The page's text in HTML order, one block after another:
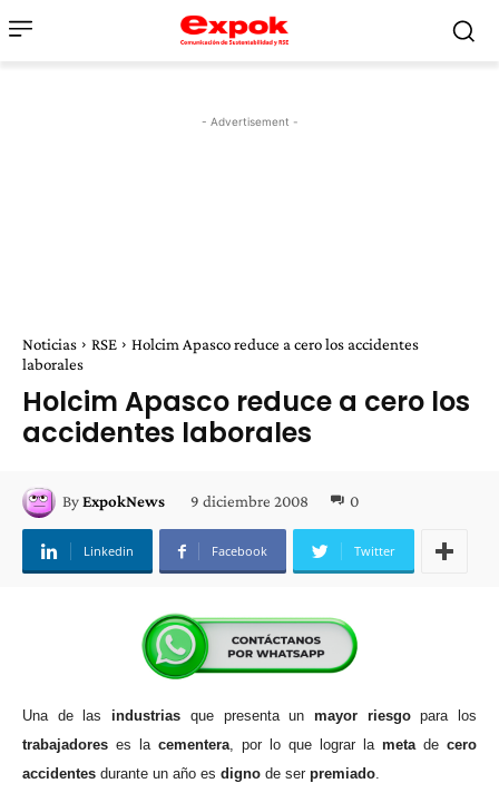
- Advertisement -
Noticias RSE
Holcim Apasco reduce a cero los accidentes
laborales
Holcim Apasco reduce a cero los
accidentes laborales
ByExpokNews 9 diciembre 2008 0
Linkedin Facebook Twitter
Una de las industrias que presenta un mayor riesgopara los
trabajadores es la cementera, por lo que lograr la metade cero
accidentes durante un año es digno de ser premiado.